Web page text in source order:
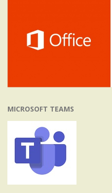
MICROSOFT TEAMS